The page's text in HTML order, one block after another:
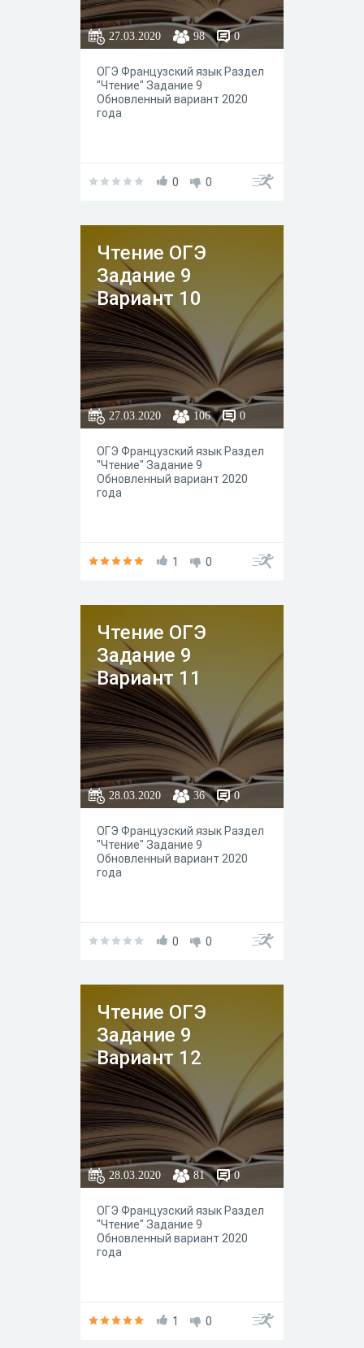
27.03.2020 98 0
ОГЭ Французский язык Раздел
"Чтение" Задание 9
Обновленный вариант 2020
года
0 0
Чтение ОГЭ
Задание 9
Вариант 10
27.03.2020 106 0
ОГЭ Французский язык Раздел
"Чтение" Задание 9
Обновленный вариант 2020
года
1 0
Чтение ОГЭ
Задание 9
Вариант 11
28.03.2020 36 0
ОГЭ Французский язык Раздел
"Чтение" Задание 9
Обновленный вариант 2020
года
0 0
Чтение ОГЭ
Задание 9
Вариант 12
28.03.2020 81 0
ОГЭ Французский язык Раздел
"Чтение" Задание 9
Обновленный вариант 2020
года
1 0